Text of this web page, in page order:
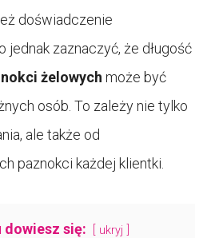
doświadczenie
jednak zaznaczyć, że długość
żelowych może być
osób. To zależy nie tylko
ale także od
paznokci każdej klientki.
dowiesz się: ukryj